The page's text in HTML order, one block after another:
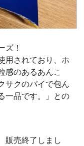
ズ！
用されており、ホ
感のあるあんこ
サクのパイで包ん
一品です。」との
販売終了しまし